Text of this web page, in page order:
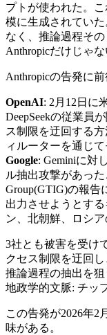
プトが使われた。
模に生成されてい
なく、推論過程そ
Anthropicだけじゃ
Anthropicの告発に
OpenAI: 2月12日に
DeepSeekの従業員
ス制限を迂回する
ィルーターを通じ
Google: Geminiに対
ル抽出攻撃があった
Group(GTIG)の報告
出力させようとす
ン、北朝鮮、ロシ
3社とも被害を受け
クセス制限を迂回
推論過程の抽出を狙
地政学的文脈: チッ
この告発が2026年2
味がある。